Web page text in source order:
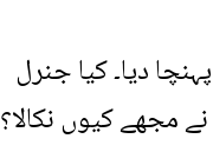
دیا۔ کیا جنرل
مجھے کیوں نکالا؟